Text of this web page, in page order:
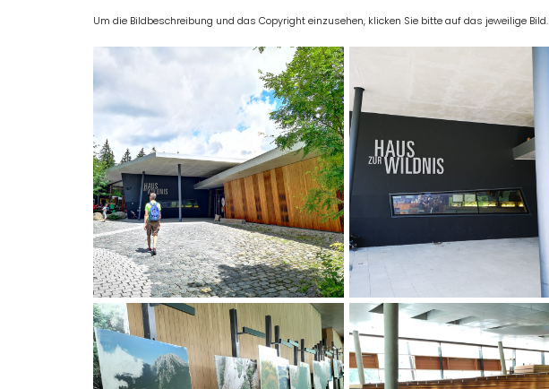
Um die Bildbeschreibung und das Copyright einzusehen, klicken Sie bitte auf das jeweilige Bild.